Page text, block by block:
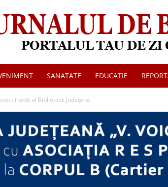
Jurnalul
de
SANATATE EDUCATIE
inedit al Bibliotecii Județene